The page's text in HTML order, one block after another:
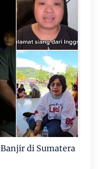
di Sumatera